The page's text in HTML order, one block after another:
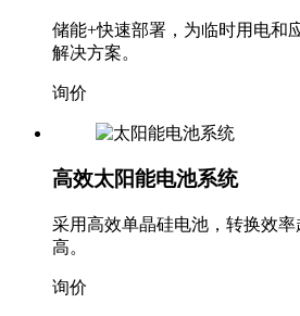
储能+快速部署，为临时用电和
解决方案。
询价
高效太阳能电池系统
采用高效单晶硅电池，转换效率
高。
询价